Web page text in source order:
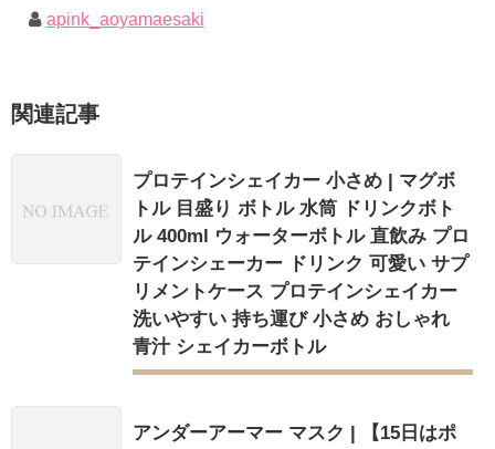
apink_aoyamaesaki
関連記事
プロテインシェイカー 小さめ | マグボ
トル 目盛り ボトル 水筒 ドリンクボト
ル 400ml ウォーターボトル 直飲み プロ
テインシェーカー ドリンク 可愛い サプ
リメントケース プロテインシェイカー
洗いやすい 持ち運び 小さめ おしゃれ
青汁 シェイカーボトル
アンダーアーマー マスク | 【15日はポ